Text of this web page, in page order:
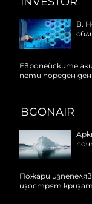
В.
Европейските
пети пореден ден
BGONAIR
Пожари
изострят